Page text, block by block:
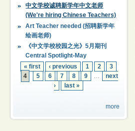
中文学校诚聘新学年中文老师
(We're hiring Chinese Teachers)
Art Teacher needed (招聘新学年
绘画老师)
《中文学校校园之光》5月期刊
Central Spotlight-May
« first
‹ previous 1 2
3
4
5 6 7 8 9 …
next
›
last »
more